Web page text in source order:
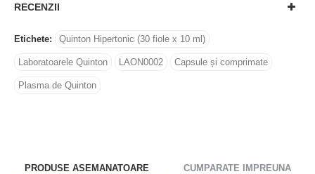
RECENZII
Etichete: Quinton Hipertonic (30 fiole x 10 ml)
Laboratoarele Quinton LAON0002 Capsule și comprimate
Plasma de Quinton
PRODUSE ASEMANATOARE CUMPARATE IMPREUNA